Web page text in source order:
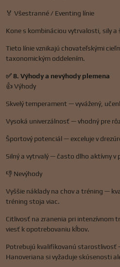
🏅 Všestranné / Eventing línie
Kone s kombináciou vytrvalosti, sily a
Tieto línie vznikajú chovateľskými
taxonomickým oddelením.
✅ 8. Výhody a nevýhody plemena
👍 Výhody
Skvelý temperament — vyvážený,
Vysoká univerzálnosť — vhodný pre
Športový potenciál — exceluje v
Silný a vytrvalý — často dlho aktívny v
👎 Nevýhody
Vyššie náklady na chov a tréning —
tréning stoja viac.
Citlivosť na zranenia pri intenzívnom
viesť k opotrebovaniu kĺbov.
Potrebujú kvalifikovanú starostlivosť
Hanoveriana si vyžaduje skúsenosti